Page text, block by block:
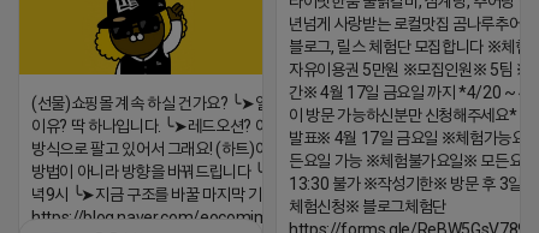
2026-04-18 17:23
년넘게 사랑받는 로컬맛집 곰나루추어
블로그, 릴스 체험단 모집합니다 ※체험
자유이용권 5만원 ※모집인원※ 5팀 ※
간※ 4월 17일 금요일 까지 *4/20 ~ 4/
이 방문 가능하신분만 신청해주세요* ※
발표※ 4월 17일 금요일 ※체험가능요
든요일 가능 ※체험불가요일※ 모든요
13:30 불가 ※작성기한※ 방문 후 3일
체험신청※ 블로그체험단
(선물)쇼핑몰 계속 하실 건가요? ╰➤열심히 해도 안되는
이유? 딱 하나입니다. ╰➤레드오션? 아니요! ╰➤모두 같은
방식으로 팔고 있어서 그래요! (하트)이번엔 다릅니다. ╰➤
방법이 아니라 방향을 바꿔드립니다 ╰➤4월 21일(화) 저
녁9시 ╰➤지금 구조를 바꿀 마지막 기회
https://blog.naver.com/eocomim/224250518436